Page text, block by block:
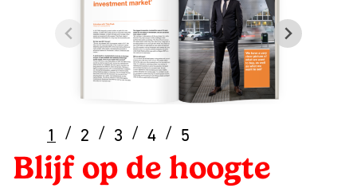
Blijf op de hoogte